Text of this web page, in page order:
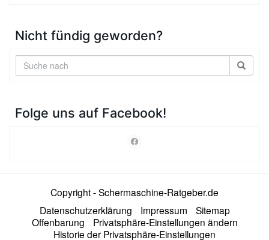
Nicht fündig geworden?
Folge uns auf Facebook!
Copyright - Schermaschine-Ratgeber.de
Datenschutzerklärung
Impressum
Sitemap
Offenbarung
Privatsphäre-Einstellungen ändern
Historie der Privatsphäre-Einstellungen